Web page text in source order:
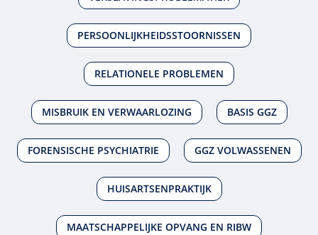
PERSOONLIJKHEIDSSTOORNISSEN
RELATIONELE PROBLEMEN
MISBRUIK EN VERWAARLOZING BASIS GGZ
FORENSISCHE PSYCHIATRIE GGZ VOLWASSENEN
HUISARTSENPRAKTIJK
MAATSCHAPPELIJKE OPVANG EN RIBW